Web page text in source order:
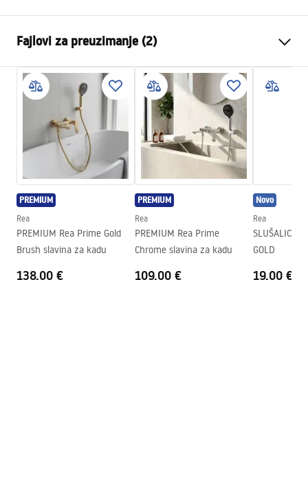
Materijal
Način montaže
Na šrafove
Širina
110
mm
235
Jamstvo
24 mjeseca
Fajlovi za preuzimanje (2)
Pielęgnacja
Garantni uslovi
Warranty_Terms_and_Conditions_Accessories_-_24.pdf
PREMIUM
Rea
PREMIUM Rea Prime Gold
Brush slavina za kadu
138.00 €
PREMIUM
Rea
PREMIUM Rea Prime
Chrome slavina za kadu
109.00 €
Novo
Rea
SLUŠALICE
GOLD
19.00 €